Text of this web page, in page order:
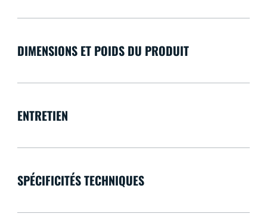
DIMENSIONS ET POIDS DU PRODUIT
ENTRETIEN
SPÉCIFICITÉS TECHNIQUES